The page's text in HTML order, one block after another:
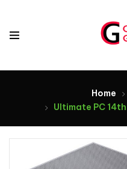
Home
Ultimate PC